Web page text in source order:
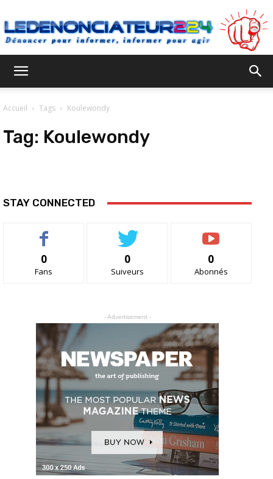
Accueil Tags Koulewondy
Tag: Koulewondy
STAY CONNECTED
0
Fans
0
Suiveurs
0
Abonnés
- Advertisement -